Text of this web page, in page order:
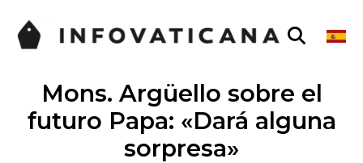
Mons. Argüello sobre el
futuro Papa: «Dará alguna
sorpresa»